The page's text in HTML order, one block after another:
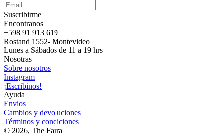
Suscribirme
Encontranos
+598 91 913 619
Rostand 1552- Montevideo
Lunes a Sábados de 11 a 19 hrs
Nosotras
Sobre nosotros
Instagram
¡Escribinos!
Ayuda
Envios
Cambios y devoluciones
Términos y condiciones
© 2026, The Farra